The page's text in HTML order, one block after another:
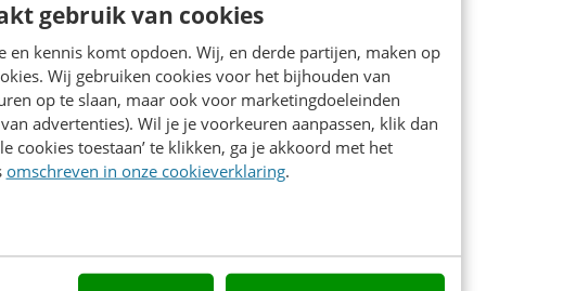
gebruik van cookies
en kennis komt opdoen. Wij, en derde partijen, maken op
Wij gebruiken cookies voor het bijhouden van
op te slaan, maar ook voor marketingdoeleinden
advertenties). Wil je je voorkeuren aanpassen, klik dan
cookies toestaan’ te klikken, ga je akkoord met het
omschreven in onze cookieverklaring.